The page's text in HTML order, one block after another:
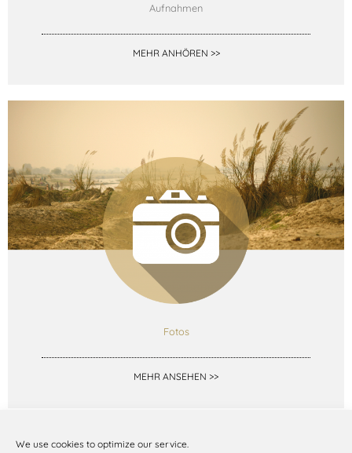
We use cookies to optimize our service.
Aufnahmen
MEHR ANHÖREN >>
Fotos
MEHR ANSEHEN >>